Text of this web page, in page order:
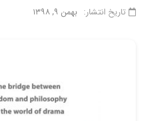
تاریخ انتشار: بهمن ۹, ۱۳۹۸